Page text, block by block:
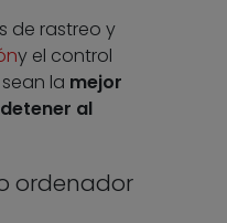
de rastreo y
y el control
la mejor
al
ordenador